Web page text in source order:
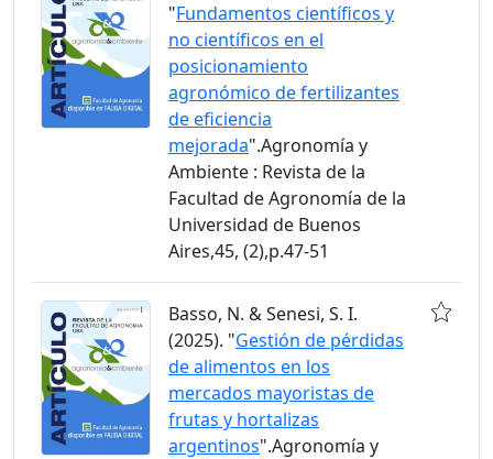
"Fundamentos científicos y
no científicos en el
posicionamiento
agronómico de fertilizantes
de eficiencia
mejorada".Agronomía y
Ambiente : Revista de la
Facultad de Agronomía de la
Universidad de Buenos
Aires,45, (2),p.47-51
Basso, N. & Senesi, S. I.
(2025). "Gestión de pérdidas
de alimentos en los
mercados mayoristas de
frutas y hortalizas
argentinos".Agronomía y